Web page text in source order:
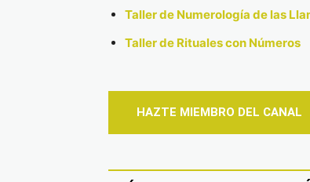
Taller de Numerología de las
Taller de Rituales con Números
HAZTE MIEMBRO DEL CANAL